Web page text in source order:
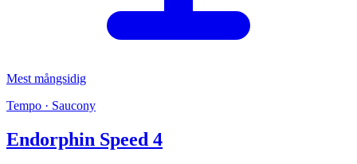
Mest mångsidig
Tempo · Saucony
Endorphin Speed 4